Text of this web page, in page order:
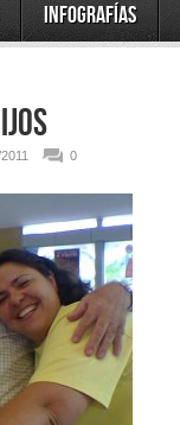
Infografías
0